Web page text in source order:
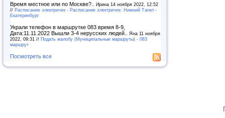
Время местное или по Москве?.. Ирина 14 ноября 2022, 12:52
// Расписание электричек - Расписание электричек: Нижний Тагил -
Екатеринбург
Украли телефон в маршрутке 083 время 8-9,
Дата:11.11.2022 Вышли 3-4 нерусских людей.. Яна 11 ноября
2022, 09:31 // Подать жалобу (Муниципальные маршруты) - 083
маршрут
Посмотреть все